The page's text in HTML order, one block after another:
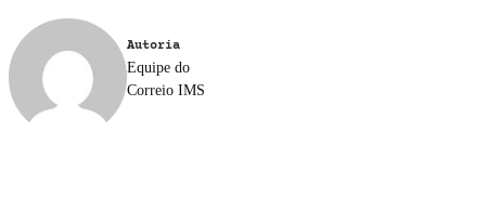
Autoria
Equipe do
Correio IMS